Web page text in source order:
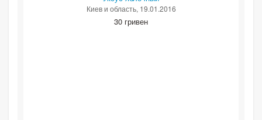
Киев и область, 19.01.2016
30 гривен